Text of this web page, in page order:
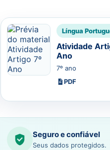
Língua
Atividade
Ano
7º ano
PDF
Seguro e confiável
Seus dados protegidos.